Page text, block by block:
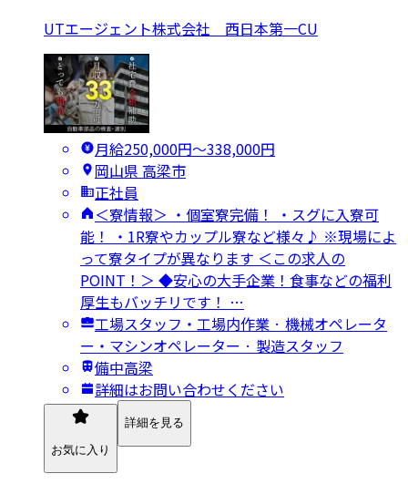
UTエージェント株式会社 西日本第一CU
月給250,000円〜338,000円
岡山県 高梁市
正社員
＜寮情報＞ ・個室寮完備！ ・スグに入寮可
能！ ・1R寮やカップル寮など様々♪ ※現場によ
って寮タイプが異なります ＜この求人の
POINT！＞ ◆安心の大手企業！食事などの福利
厚生もバッチリです！ …
工場スタッフ・工場内作業 · 機械オペレータ
ー・マシンオペレーター · 製造スタッフ
備中高梁
詳細はお問い合わせください
お気に入り
詳細を見る